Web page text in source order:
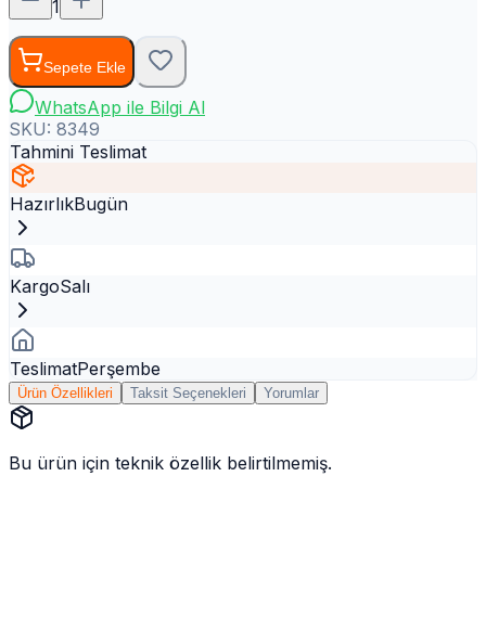
1
Sepete Ekle
WhatsApp ile Bilgi Al
SKU: 8349
Tahmini Teslimat
HazırlıkBugün
KargoSalı
TeslimatPerşembe
Ürün Özellikleri Taksit Seçenekleri Yorumlar
Bu ürün için teknik özellik belirtilmemiş.